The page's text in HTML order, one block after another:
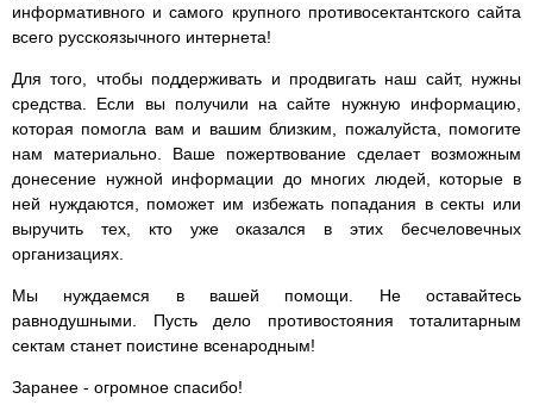
информативного и самого крупного противосектантского сайта
всего русскоязычного интернета!
Для того, чтобы поддерживать и продвигать наш сайт, нужны
средства. Если вы получили на сайте нужную информацию,
которая помогла вам и вашим близким, пожалуйста, помогите
нам материально. Ваше пожертвование сделает возможным
донесение нужной информации до многих людей, которые в
ней нуждаются, поможет им избежать попадания в секты или
выручить тех, кто уже оказался в этих бесчеловечных
организациях.
Мы нуждаемся в вашей помощи. Не оставайтесь
равнодушными. Пусть дело противостояния тоталитарным
сектам станет поистине всенародным!
Заранее - огромное спасибо!